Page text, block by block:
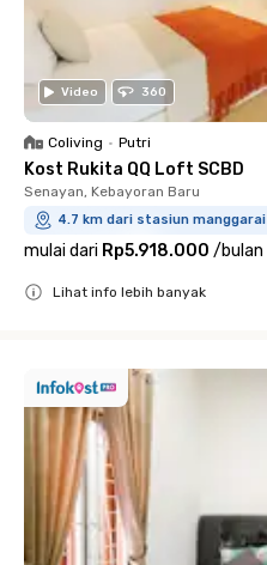
Video 360
Coliving • Putri
Kost Rukita QQ Loft SCBD
Senayan, Kebayoran Baru
4.7 km dari stasiun manggarai
mulai dari Rp5.918.000 /bulan
Lihat info lebih banyak